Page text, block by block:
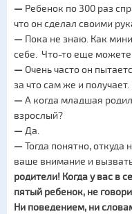
— Ребенок по 300 раз
что он сделал своими
— Пока не знаю. Как
себе. Что-то еще можете
— Очень часто он
за что сам же и получает.
— А когда младшая
взрослый?
— Да.
— Тогда понятно, откуда
ваше внимание и
родители! Когда у вас в
пятый ребенок, не
Ни поведением, ни